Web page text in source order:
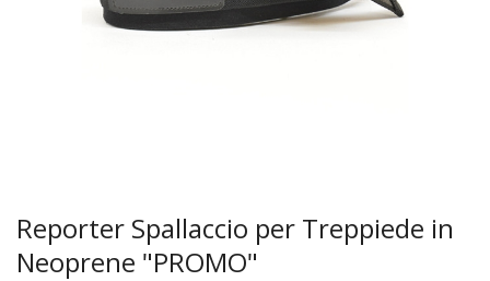
Reporter Spallaccio per Treppiede in
Neoprene "PROMO"